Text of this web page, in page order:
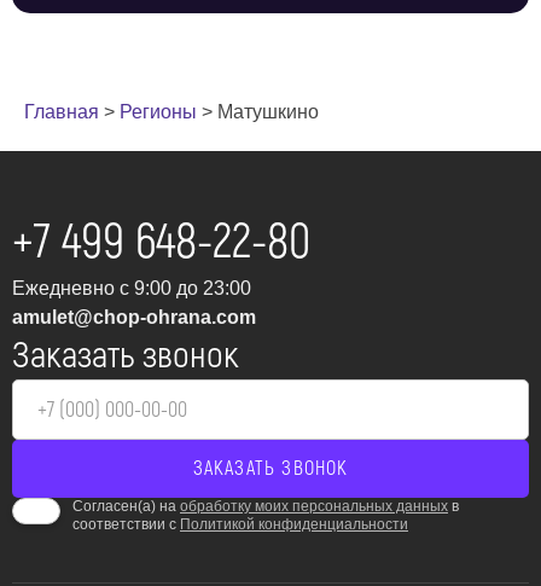
Главная > Регионы > Матушкино
+7 499 648-22-80
Ежедневно с 9:00 до 23:00
amulet@chop-ohrana.com
Заказать звонок
Согласен(а) на обработку моих персональных данных в
соответствии с Политикой конфиденциальности